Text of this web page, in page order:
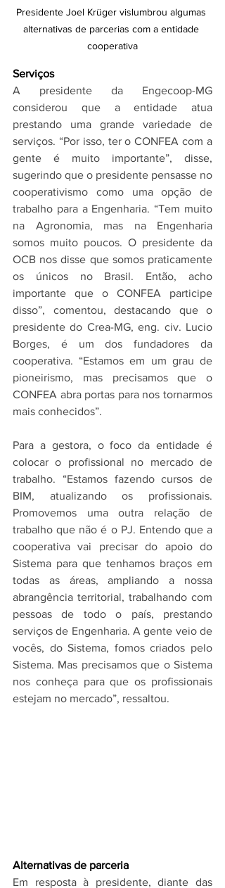
Presidente Joel Krüger vislumbrou algumas
alternativas de parcerias com a entidade
cooperativa
Serviços
A presidente da Engecoop-MG
considerou que a entidade atua
prestando uma grande variedade de
serviços. “Por isso, ter o CONFEA com a
gente é muito importante”, disse,
sugerindo que o presidente pensasse no
cooperativismo como uma opção de
trabalho para a Engenharia. “Tem muito
na Agronomia, mas na Engenharia
somos muito poucos. O presidente da
OCB nos disse que somos praticamente
os únicos no Brasil. Então, acho
importante que o CONFEA participe
disso”, comentou, destacando que o
presidente do Crea-MG, eng. civ. Lucio
Borges, é um dos fundadores da
cooperativa. “Estamos em um grau de
pioneirismo, mas precisamos que o
CONFEA abra portas para nos tornarmos
mais conhecidos”.
Para a gestora, o foco da entidade é
colocar o profissional no mercado de
trabalho. “Estamos fazendo cursos de
BIM, atualizando os profissionais.
Promovemos uma outra relação de
trabalho que não é o PJ. Entendo que a
cooperativa vai precisar do apoio do
Sistema para que tenhamos braços em
todas as áreas, ampliando a nossa
abrangência territorial, trabalhando com
pessoas de todo o país, prestando
serviços de Engenharia. A gente veio de
vocês, do Sistema, fomos criados pelo
Sistema. Mas precisamos que o Sistema
nos conheça para que os profissionais
estejam no mercado”, ressaltou.
Alternativas de parceria
Em resposta à presidente, diante das